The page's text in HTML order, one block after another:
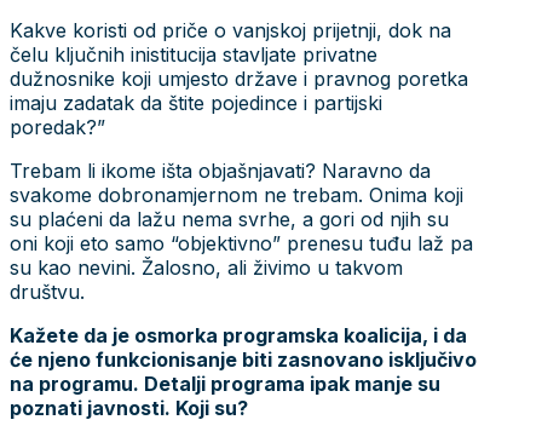
Kakve koristi od priče o vanjskoj prijetnji, dok na
čelu ključnih inistitucija stavljate privatne
dužnosnike koji umjesto države i pravnog poretka
imaju zadatak da štite pojedince i partijski
poredak?”
Trebam li ikome išta objašnjavati? Naravno da
svakome dobronamjernom ne trebam. Onima koji
su plaćeni da lažu nema svrhe, a gori od njih su
oni koji eto samo “objektivno” prenesu tuđu laž pa
su kao nevini. Žalosno, ali živimo u takvom
društvu.
Kažete da je osmorka programska koalicija, i da
će njeno funkcionisanje biti zasnovano isključivo
na programu. Detalji programa ipak manje su
poznati javnosti. Koji su?